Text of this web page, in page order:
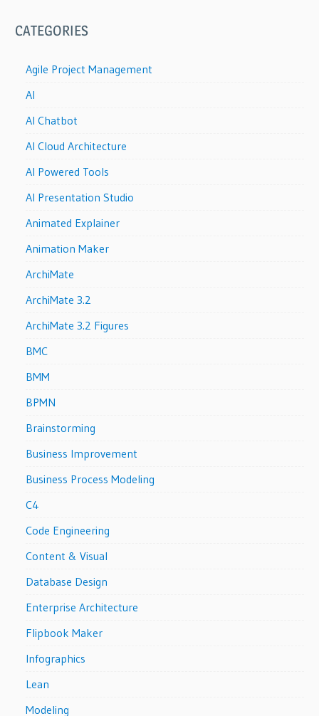
CATEGORIES
Agile Project Management
AI
AI Chatbot
AI Cloud Architecture
AI Powered Tools
AI Presentation Studio
Animated Explainer
Animation Maker
ArchiMate
ArchiMate 3.2
ArchiMate 3.2 Figures
BMC
BMM
BPMN
Brainstorming
Business Improvement
Business Process Modeling
C4
Code Engineering
Content & Visual
Database Design
Enterprise Architecture
Flipbook Maker
Infographics
Lean
Modeling